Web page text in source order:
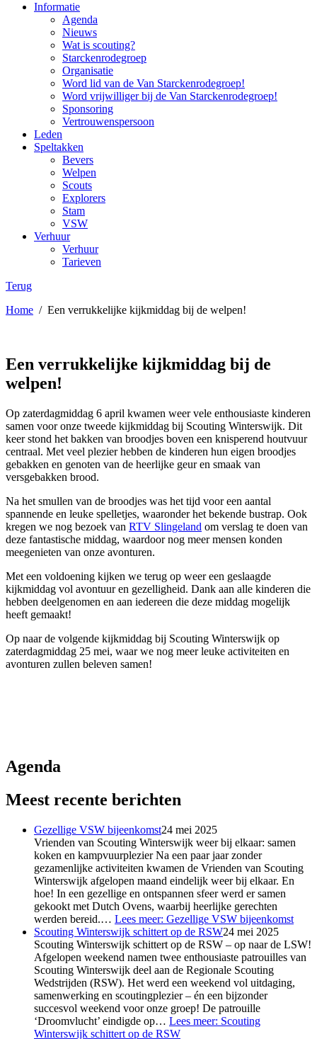
Informatie
Agenda
Nieuws
Wat is scouting?
Starckenrodegroep
Organisatie
Word lid van de Van Starckenrodegroep!
Word vrijwilliger bij de Van Starckenrodegroep!
Sponsoring
Vertrouwenspersoon
Leden
Speltakken
Bevers
Welpen
Scouts
Explorers
Stam
VSW
Verhuur
Verhuur
Tarieven
Terug
Home / Een verrukkelijke kijkmiddag bij de welpen!
Een verrukkelijke kijkmiddag bij de
welpen!
Op zaterdagmiddag 6 april kwamen weer vele enthousiaste kinderen
samen voor onze tweede kijkmiddag bij Scouting Winterswijk. Dit
keer stond het bakken van broodjes boven een knisperend houtvuur
centraal. Met veel plezier hebben de kinderen hun eigen broodjes
gebakken en genoten van de heerlijke geur en smaak van
versgebakken brood.
Na het smullen van de broodjes was het tijd voor een aantal
spannende en leuke spelletjes, waaronder het bekende bustrap. Ook
kregen we nog bezoek van RTV Slingeland om verslag te doen van
deze fantastische middag, waardoor nog meer mensen konden
meegenieten van onze avonturen.
Met een voldoening kijken we terug op weer een geslaagde
kijkmiddag vol avontuur en gezelligheid. Dank aan alle kinderen die
hebben deelgenomen en aan iedereen die deze middag mogelijk
heeft gemaakt!
Op naar de volgende kijkmiddag bij Scouting Winterswijk op
zaterdagmiddag 25 mei, waar we nog meer leuke activiteiten en
avonturen zullen beleven samen!
Agenda
Meest recente berichten
Gezellige VSW bijeenkomst24 mei 2025
Vrienden van Scouting Winterswijk weer bij elkaar: samen
koken en kampvuurplezier Na een paar jaar zonder
gezamenlijke activiteiten kwamen de Vrienden van Scouting
Winterswijk afgelopen maand eindelijk weer bij elkaar. En
hoe! In een gezellige en ontspannen sfeer werd er samen
gekookt met Dutch Ovens, waarbij heerlijke gerechten
werden bereid.… Lees meer: Gezellige VSW bijeenkomst
Scouting Winterswijk schittert op de RSW24 mei 2025
Scouting Winterswijk schittert op de RSW – op naar de LSW!
Afgelopen weekend namen twee enthousiaste patrouilles van
Scouting Winterswijk deel aan de Regionale Scouting
Wedstrijden (RSW). Het werd een weekend vol uitdaging,
samenwerking en scoutingplezier – én een bijzonder
succesvol weekend voor onze groep! De patrouille
‘Droomvlucht’ eindigde op… Lees meer: Scouting
Winterswijk schittert op de RSW